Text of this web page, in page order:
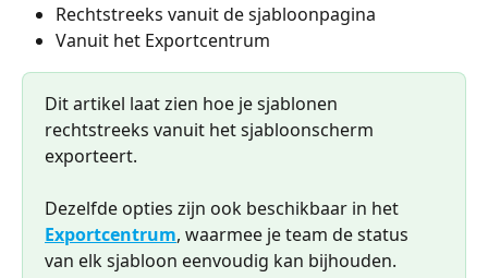
Rechtstreeks vanuit de sjabloonpagina
Vanuit het Exportcentrum
Dit artikel laat zien hoe je sjablonen
rechtstreeks vanuit het sjabloonscherm
exporteert.
Dezelfde opties zijn ook beschikbaar in het
Exportcentrum, waarmee je team de status
van elk sjabloon eenvoudig kan bijhouden.